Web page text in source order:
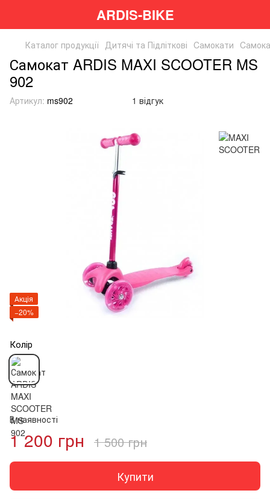
ARDIS-BIKE
Каталог продукції Дитячі та Підліткові Cамокати
Самокат ARDIS MAXI SCOOTER MS
902
Артикул: ms902 1 відгук
Акція
−20%
Колір
В наявності
1 200 грн 1 500 грн
Купити